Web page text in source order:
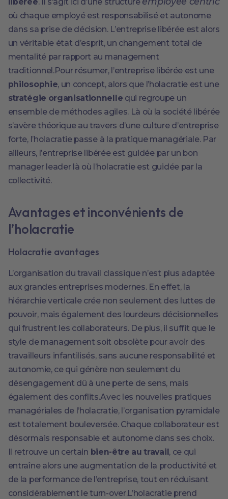
libérée. Il s’agit ici d’une structure
où chaque employé est responsabilisé et autonome
dans sa prise de décision. L’entreprise libérée est alors
un véritable état d’esprit, un changement total de
mentalité par rapport au management
traditionnel.Pour résumer, l’entreprise libérée est une
philosophie, un concept, alors que l’holacratie est une
stratégie organisationnelle qui regroupe un
ensemble de méthodes agiles. Là où la société libérée
s’avère théorique au travers d’une culture d’entreprise
forte, l’holacratie passe à la pratique managériale. Par
ailleurs, l’entreprise libérée est guidée par un bon
manager leader là où l’holacratie est guidée par la
collectivité.
Avantages et inconvénients de
l’holacratie
Holacratie avantages
L’organisation du travail classique n’est plus adaptée
aux grandes entreprises modernes. En effet, la
hiérarchie verticale crée non seulement des luttes de
pouvoir, mais également des lourdeurs décisionnelles
qui frustrent les collaborateurs. De plus, il suffit que le
style de management soit obsolète pour avoir des
travailleurs infantilisés, sans aucune responsabilité et
autonomie, ce qui génère non seulement du
désengagement dû à une perte de sens, mais
également des conflits.Avec les nouvelles pratiques
managériales de l’holacratie, l’organisation pyramidale
est totalement bouleversée. Chaque collaborateur est
désormais responsable et autonome dans ses choix.
Il retrouve un certain bien-être au travail , ce qui
entraîne alors une augmentation de la productivité et
de la performance de l’entreprise, tout en réduisant
considérablement le turn-over.L’holacratie prend